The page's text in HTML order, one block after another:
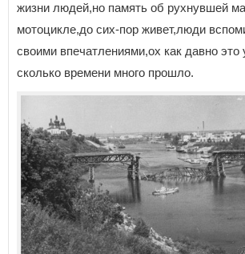
жизни людей,но память об рухнувшей
мотоцикле,до сих-пор живет,люди
своими впечатлениями,ох как давно
сколько времени много прошло.